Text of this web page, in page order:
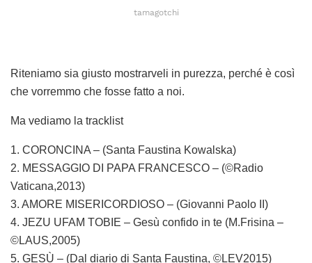
tamagotchi
Riteniamo sia giusto mostrarveli in purezza, perché è così
che vorremmo che fosse fatto a noi.
Ma vediamo la tracklist
1. CORONCINA – (Santa Faustina Kowalska)
2. MESSAGGIO DI PAPA FRANCESCO – (©Radio
Vaticana,2013)
3. AMORE MISERICORDIOSO – (Giovanni Paolo II)
4. JEZU UFAM TOBIE – Gesù confido in te (M.Frisina –
©LAUS,2005)
5. GESÙ – (Dal diario di Santa Faustina, ©LEV2015)